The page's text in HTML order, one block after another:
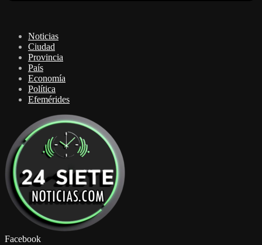
Noticias
Ciudad
Provincia
País
Economía
Política
Efemérides
Facebook